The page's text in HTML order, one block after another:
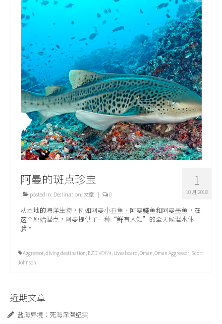
精品
摄影比赛
话题焦点
关于我们
1
10 月 2018
阿曼的斑点珍宝
posted in: Destination 文章 | 0
从本地的海洋生物，例如阿曼小丑鱼、阿曼鲽鱼和阿曼墨鱼，在
这个原始潜点，阿曼提供了一种“鲜有人知”的全天候潜水体
验。
Aggressor diving destination EZDIVE#74 Liveaboard Oman Oman Aggressor Scott
Johnson
近期文章
盐海异境：死海深潜纪实